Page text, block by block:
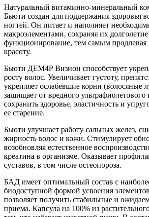
Натуральный витаминно-минеральный
Бьюти создан для поддержания здоровья
ногтей. Он питает и наполняет
макроэлементами, сохраняя их
функционирование, тем самым продлевая
красоту.
Бьюти ДЕМ4Р Визион способствует
росту волос. Увеличивает густоту,
укрепляет ослабевшие корни (волосяные
защищает от вредного
сохранить здоровье, эластичность и
ее старение.
Бьюти улучшает работу сальных желез,
жирность волос и кожи. Стимулирует
возобновляя естественное
креатина в организме. Оказывает
суставов, в том числе остеопороза.
БАД имеет оптимальный состав с
биодоступной формой усвоения
позволяет получить стабильные и
приема. Капсула на 100% из